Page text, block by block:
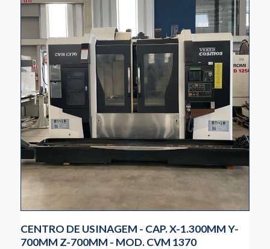
CENTRO DE USINAGEM - CAP. X-1.300MM Y-
700MM Z-700MM - MOD. CVM 1370